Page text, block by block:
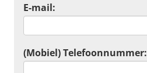
E-mail:
(Mobiel) Telefoonnummer: